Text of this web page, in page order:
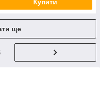
Купити
ще